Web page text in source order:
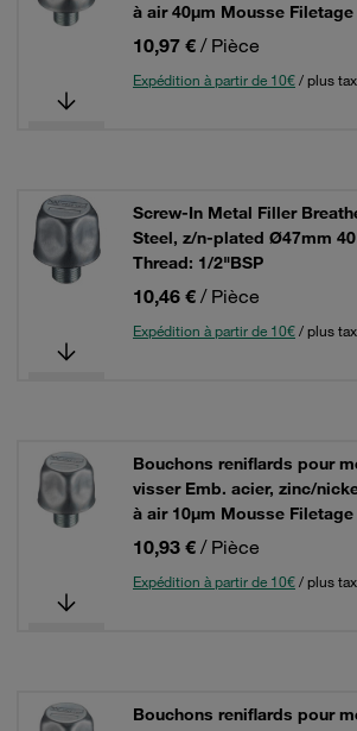
à air 40µm Mousse Filetage
10,97 € / Pièce
Expédition à partir de 10€/ plus
Screw-In Metal Filler
Steel, z/n-plated Ø47mm
Thread: 1/2"BSP
10,46 € / Pièce
Expédition à partir de 10€/ plus
Bouchons reniflards pour
visser Emb. acier, zinc/
à air 10µm Mousse Filetage
10,93 € / Pièce
Expédition à partir de 10€/ plus
Bouchons reniflards pour